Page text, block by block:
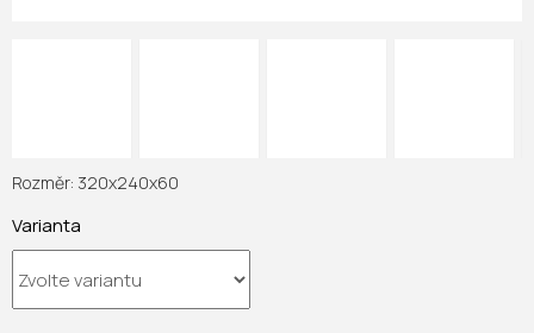
Varianta
Rozměr: 320x240x60